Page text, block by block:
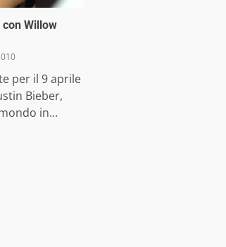
Willow
per il 9 aprile
Bieber,
in...